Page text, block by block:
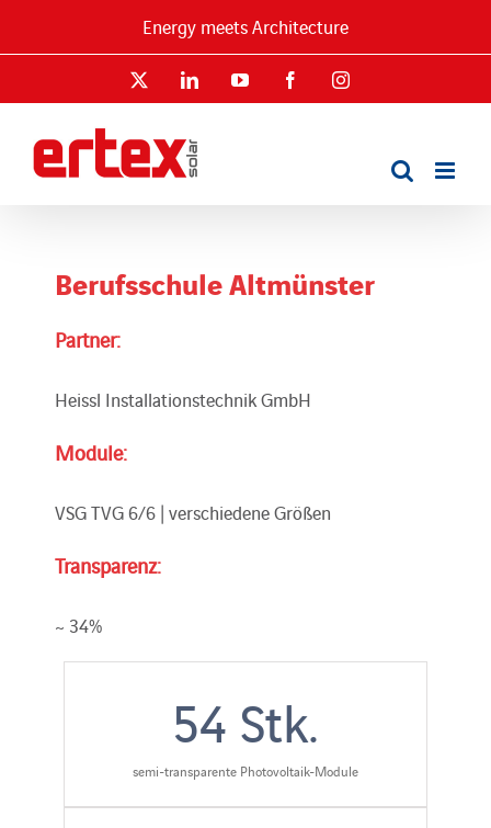
Energy meets Architecture
LinkedInYouTube FacebookInstagram
Berufsschule Altmünster
Partner:
Heissl Installationstechnik GmbH
Module:
VSG TVG 6/6 | verschiedene Größen
Transparenz:
~ 34%
54 Stk.
semi-transparente Photovoltaik-Module